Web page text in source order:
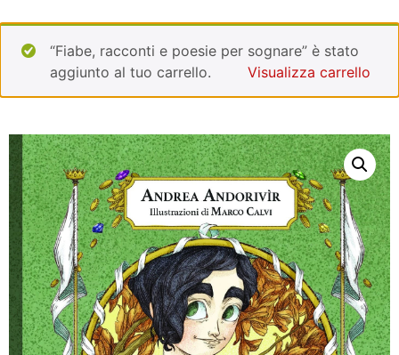
“Fiabe, racconti e poesie per sognare” è stato
aggiunto al tuo carrello.
Visualizza carrello